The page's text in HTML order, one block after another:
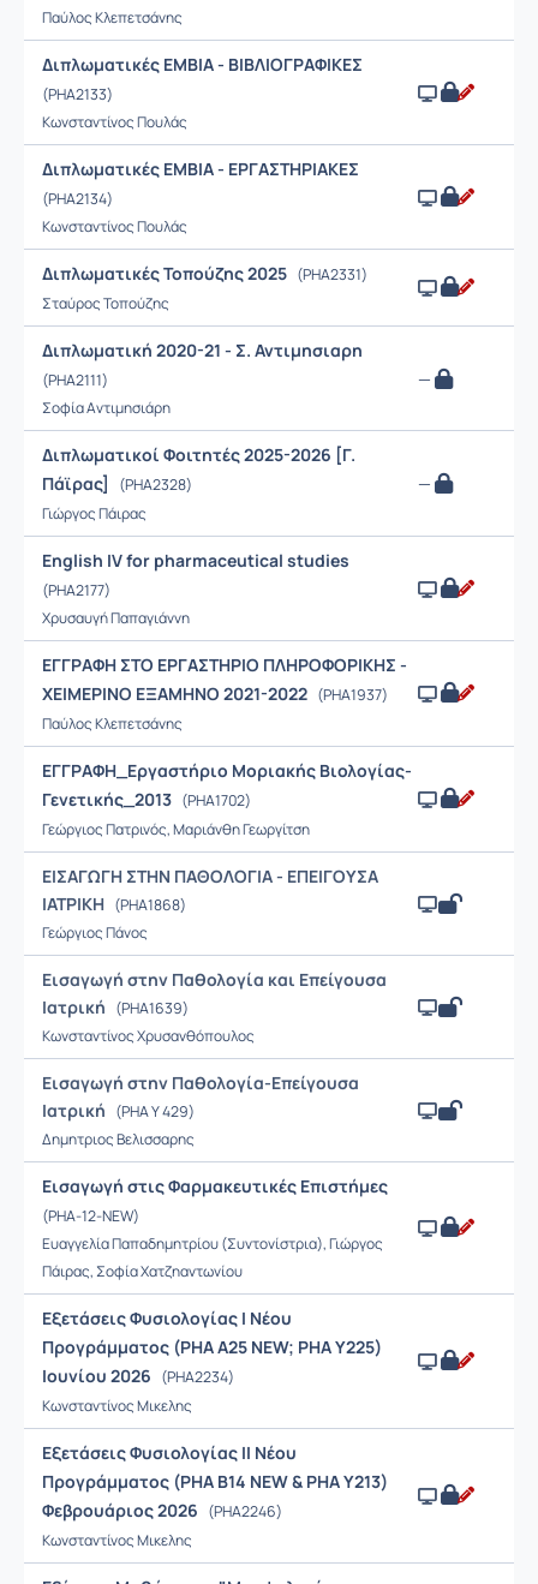
Παύλος Κλεπετσάνης
Διπλωματικές ΕΜΒΙΑ - ΒΙΒΛΙΟΓΡΑΦΙΚΕΣ
(PHA2133)
Κωνσταντίνος Πουλάς
Διπλωματικές ΕΜΒΙΑ - ΕΡΓΑΣΤΗΡΙΑΚΕΣ
(PHA2134)
Κωνσταντίνος Πουλάς
Διπλωματικές Τοπούζης 2025 (PHA2331)
Σταύρος Τοπούζης
Διπλωματική 2020-21 - Σ. Αντιμησιαρη
(PHA2111)
Σοφία Αντιμησιάρη
—
Διπλωματικοί Φοιτητές 2025-2026 [Γ.
Πάϊρας]
(PHA2328)
Γιώργος Πάιρας
—
Εnglish IV for pharmaceutical studies
(PHA2177)
Χρυσαυγή Παπαγιάννη
ΕΓΓΡΑΦΗ ΣΤΟ ΕΡΓΑΣΤΗΡΙΟ ΠΛΗΡΟΦΟΡΙΚΗΣ -
ΧΕΙΜΕΡΙΝΟ ΕΞΑΜΗΝΟ 2021-2022 (PHA1937)
Παύλος Κλεπετσάνης
ΕΓΓΡΑΦΗ_Εργαστήριο Μοριακής Βιολογίας-
Γενετικής_2013 (PHA1702)
Γεώργιος Πατρινός, Μαριάνθη Γεωργίτση
ΕΙΣΑΓΩΓΗ ΣΤΗΝ ΠΑΘΟΛΟΓΙΑ - ΕΠΕΙΓΟΥΣΑ
ΙΑΤΡΙΚΗ (PHA1868)
Γεώργιος Πάνος
Εισαγωγή στην Παθολογία και Επείγουσα
Ιατρική (PHA1639)
Κωνσταντίνος Χρυσανθόπουλος
Εισαγωγή στην Παθολογία-Επείγουσα
Ιατρική (PHA Y 429)
Δημητριος Βελισσαρης
Εισαγωγή στις Φαρμακευτικές Επιστήμες
(PHA-12-NEW)
Ευαγγελία Παπαδημητρίου (Συντονίστρια), Γιώργος
Πάιρας, Σοφία Χατζηαντωνίου
Εξετάσεις Φυσιολογίας Ι Νέου
Προγράμματος (PHA A25 NEW; PHA Y225)
Ιουνίου 2026 (PHA2234)
Κωνσταντίνος Μικελης
Εξετάσεις Φυσιολογίας ΙΙ Νέου
Προγράμματος (PHA B14 NEW & PHA Y213)
Φεβρουάριος 2026 (PHA2246)
Κωνσταντίνος Μικελης